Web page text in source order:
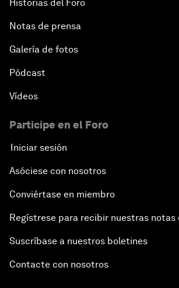
Historias del Foro
Notas de prensa
Galería de fotos
Pódcast
Vídeos
Participe en el Foro
Iniciar sesión
Asóciese con nosotros
Conviértase en miembro
Regístrese para recibir nuestras notas
Suscríbase a nuestros boletines
Contacte con nosotros